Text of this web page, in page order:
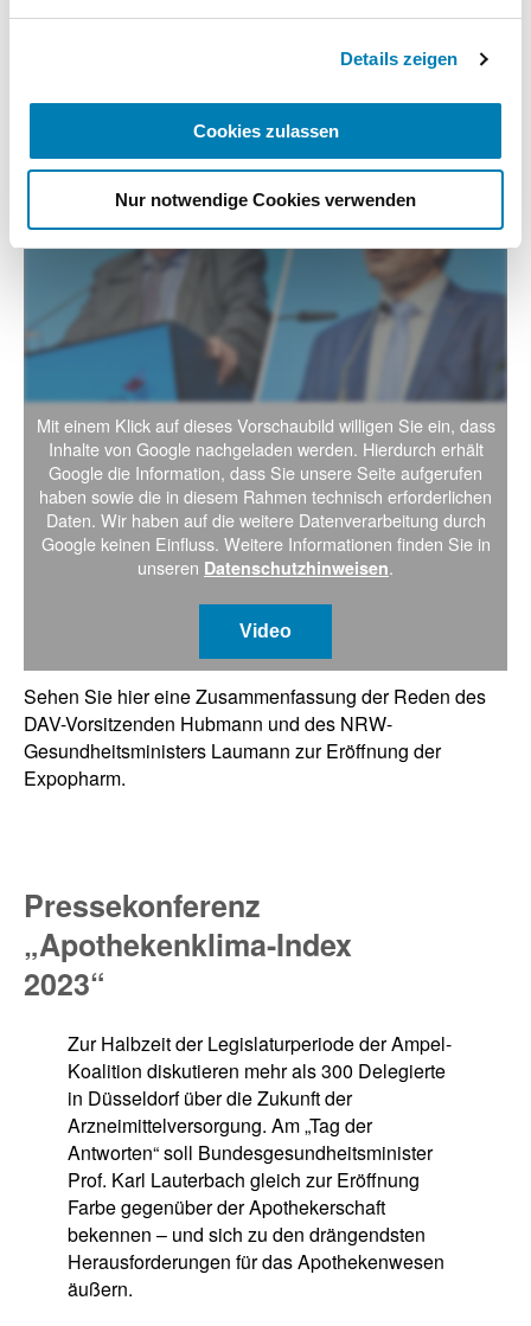
Impressum
Details zeigen
Cookies zulassen
Nur notwendige Cookies verwenden
light"
Mit einem Klick auf dieses Vorschaubild willigen Sie ein, dass
Inhalte von Google nachgeladen werden. Hierdurch erhält
Google die Information, dass Sie unsere Seite aufgerufen
haben sowie die in diesem Rahmen technisch erforderlichen
Daten. Wir haben auf die weitere Datenverarbeitung durch
Google keinen Einfluss. Weitere Informationen finden Sie in
unseren Datenschutzhinweisen.
Video
Sehen Sie hier eine Zusammenfassung der Reden des
DAV-Vorsitzenden Hubmann und des NRW-
Gesundheitsministers Laumann zur Eröffnung der
Expopharm.
Pressekonferenz
„Apothekenklima-Index
2023“
Zur Halbzeit der Legislaturperiode der Ampel-
Koalition diskutieren mehr als 300 Delegierte
in Düsseldorf über die Zukunft der
Arzneimittelversorgung. Am „Tag der
Antworten“ soll Bundesgesundheitsminister
Prof. Karl Lauterbach gleich zur Eröffnung
Farbe gegenüber der Apothekerschaft
bekennen – und sich zu den drängendsten
Herausforderungen für das Apothekenwesen
äußern.